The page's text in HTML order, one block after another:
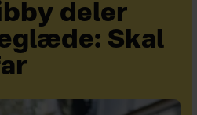
deler
Skal